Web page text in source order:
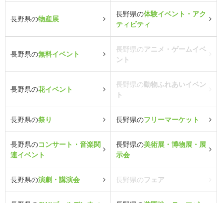
長野県の物産展
長野県の体験イベント・アク
ティビティ
長野県の無料イベント
長野県のアニメ・ゲームイベ
ント
長野県の花イベント
長野県の動物ふれあいイベン
ト
長野県の祭り 長野県のフリーマーケット
長野県のコンサート・音楽関
連イベント
長野県の美術展・博物展・展
示会
長野県の演劇・講演会 長野県のフェア